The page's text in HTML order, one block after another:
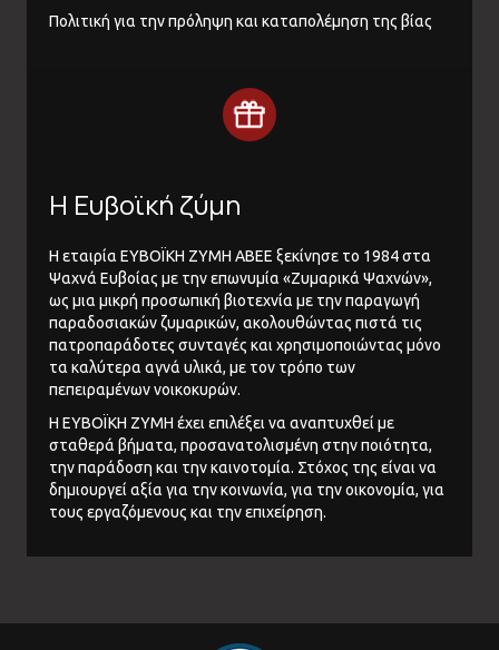
Πολιτική για την πρόληψη και καταπολέμηση της βίας
Η Ευβοϊκή ζύμη
Η εταιρία ΕΥΒΟΪΚΗ ΖΥΜΗ ΑΒΕΕ ξεκίνησε το 1984 στα
Ψαχνά Ευβοίας με την επωνυμία «Ζυμαρικά Ψαχνών»,
ως μια μικρή προσωπική βιοτεχνία με την παραγωγή
παραδοσιακών ζυμαρικών, ακολουθώντας πιστά τις
πατροπαράδοτες συνταγές και χρησιμοποιώντας μόνο
τα καλύτερα αγνά υλικά, με τον τρόπο των
πεπειραμένων νοικοκυρών.
Η ΕΥΒΟΪΚΗ ΖΥΜΗ έχει επιλέξει να αναπτυχθεί με
σταθερά βήματα, προσανατολισμένη στην ποιότητα,
την παράδοση και την καινοτομία. Στόχος της είναι να
δημιουργεί αξία για την κοινωνία, για την οικονομία, για
τους εργαζόμενους και την επιχείρηση.